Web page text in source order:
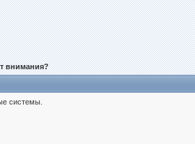
внимания?
системы.